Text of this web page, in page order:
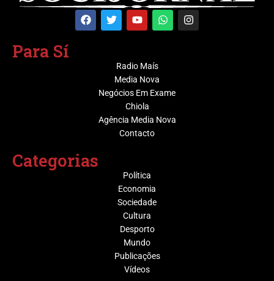
Para Sí
Radio Maís
Media Nova
Negócios Em Exame
Chiola
Agência Media Nova
Contacto
Categorias
Política
Economia
Sociedade
Cultura
Desporto
Mundo
Publicações
Vídeos